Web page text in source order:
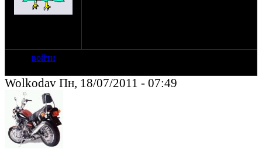
войти
Wolkodav Пн, 18/07/2011 - 07:49